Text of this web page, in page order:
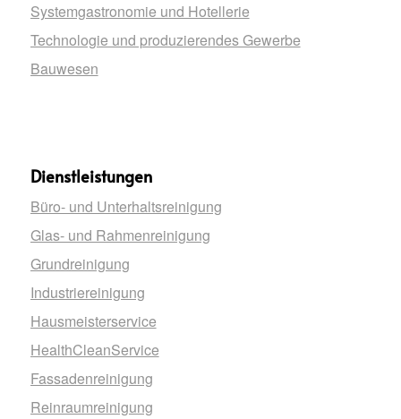
Systemgastronomie und Hotellerie
Technologie und produzierendes Gewerbe
Bauwesen
Dienstleistungen
Büro- und Unterhaltsreinigung
Glas- und Rahmenreinigung
Grundreinigung
Industriereinigung
Hausmeisterservice
HealthCleanService
Fassadenreinigung
Reinraumreinigung